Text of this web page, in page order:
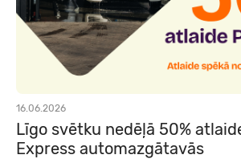
16.06.2026
Līgo svētku nedēļā 50%
Express automazgātavās